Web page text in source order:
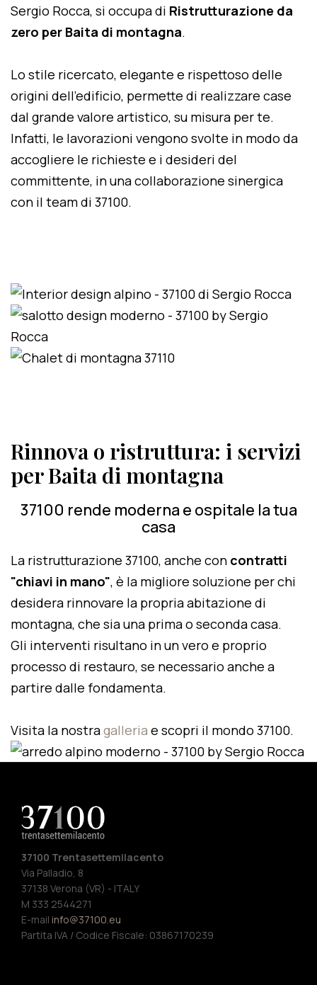
Sergio Rocca, si occupa di Ristrutturazione da
zero per Baita di montagna.
Lo stile ricercato, elegante e rispettoso delle
origini dell'edificio, permette di realizzare case
dal grande valore artistico, su misura per te.
Infatti, le lavorazioni vengono svolte in modo da
accogliere le richieste e i desideri del
committente, in una collaborazione sinergica
con il team di 37100.
Rinnova o ristruttura: i servizi
per Baita di montagna
37100 rende moderna e ospitale la tua
casa
La ristrutturazione 37100, anche con contratti
"chiavi in mano", è la migliore soluzione per chi
desidera rinnovare la propria abitazione di
montagna, che sia una prima o seconda casa.
Gli interventi risultano in un vero e proprio
processo di restauro, se necessario anche a
partire dalle fondamenta.
Visita la nostragalleria e scopri il mondo 37100.
37100 Trentasettemilacento
Via Palladio, 8
37138 Verona (VR) - ITALY
M 333 2544271
E-mail info@37100.eu
Partita IVA / Codice Fiscale: 03867170239